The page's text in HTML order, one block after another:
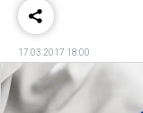
17.03.2017 18:00